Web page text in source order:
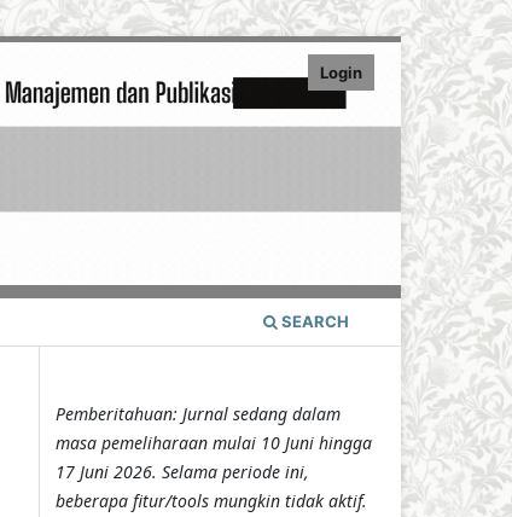
SEARCH
Login
Pemberitahuan: Jurnal sedang dalam
masa pemeliharaan mulai 10 Juni hingga
17 Juni 2026. Selama periode ini,
beberapa fitur/tools mungkin tidak aktif.